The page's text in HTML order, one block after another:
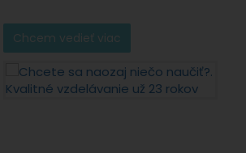
Chcem vedieť viac